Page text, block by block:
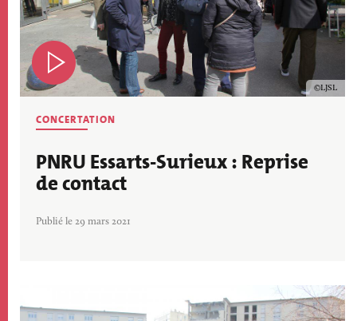
LJSL
CONCERTATION
PNRU Essarts-Surieux : Reprise
de contact
Publié le 29 mars 2021